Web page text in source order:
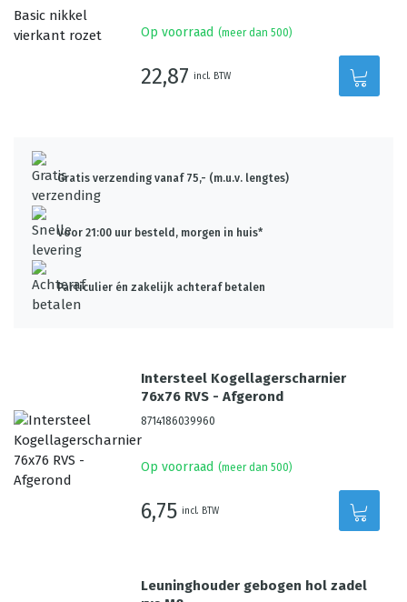
Op voorraad (meer dan 500)
22,87 incl. BTW
Gratis verzending vanaf 75,- (m.u.v. lengtes)
Voor 21:00 uur besteld, morgen in huis*
Particulier én zakelijk achteraf betalen
Intersteel Kogellagerscharnier
76x76 RVS - Afgerond
8714186039960
Op voorraad (meer dan 500)
6,75 incl. BTW
Leuninghouder gebogen hol zadel